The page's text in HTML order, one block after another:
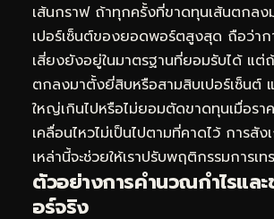
เส้นกราฟ ถ้าทุกครั้งที่ขาดทุนเส้นตกลง
เปอร์เซ็นต์ของยอดพอร์ตสูงสุด ถือว่าก
เสี่ยงยังอยู่ในมาตรฐานที่ยอมรับได้ แต่
ตกลงมาตั้งยี่สิบหรือสามสิบเปอร์เซ็นต์ แ
ใหญ่เกินไปหรือไม่ยอมตัดขาดทุนเมื่อรา
เคลื่อนไหวไม่เป็นไปตามที่คาดไว้ การสัง
เหล่านี้จะช่วยให้เราปรับพฤติกรรมการเ
ตัวอย่างการคำนวณกำไรแล
อร์จริง